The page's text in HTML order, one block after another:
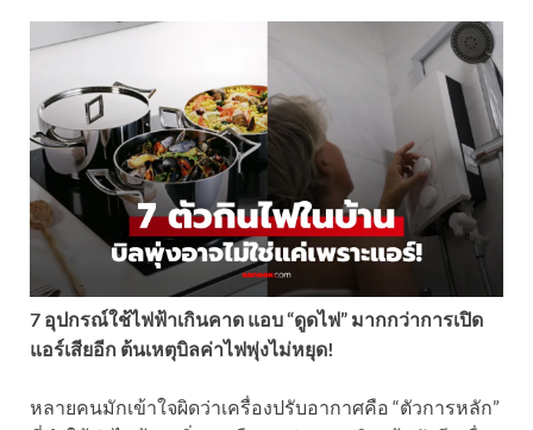
7 อุปกรณ์ใช้ไฟฟ้าเกินคาด แอบ “ดูดไฟ” มากกว่าการเปิด
แอร์เสียอีก ต้นเหตุบิลค่าไฟพุ่งไม่หยุด!
หลายคนมักเข้าใจผิดว่าเครื่องปรับอากาศคือ “ตัวการหลัก”